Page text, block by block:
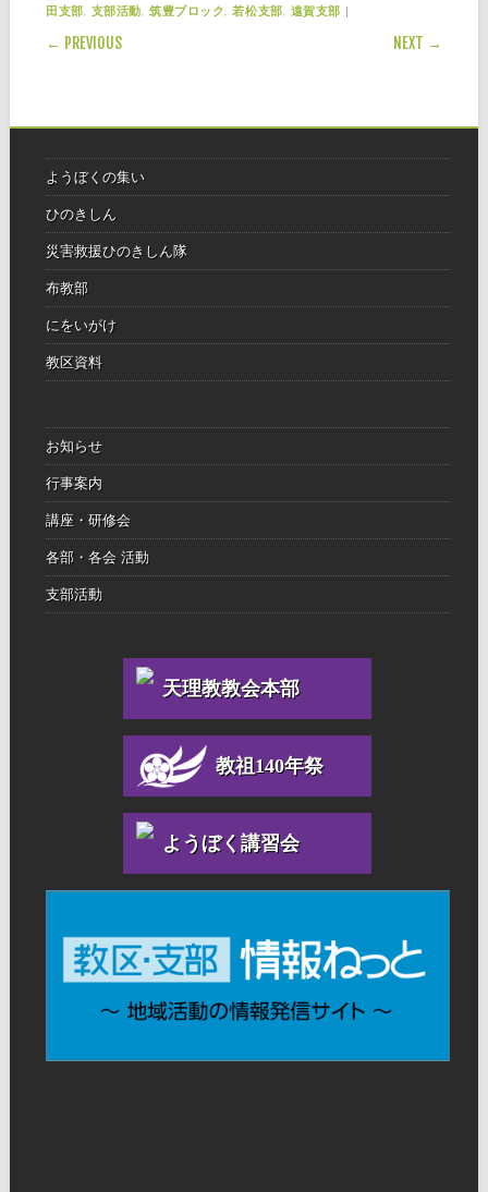
田支部
支部活動 ,筑豊ブロック ,若松支部 遠賀支部 |
POST NAVIGATION
← PREVIOUS NEXT →
ようぼくの集い
ひのきしん
災害救援ひのきしん隊
布教部
にをいがけ
教区資料
お知らせ
行事案内
講座・研修会
各部・各会 活動
支部活動
天理教教会本部
教祖140年祭
ようぼく講習会